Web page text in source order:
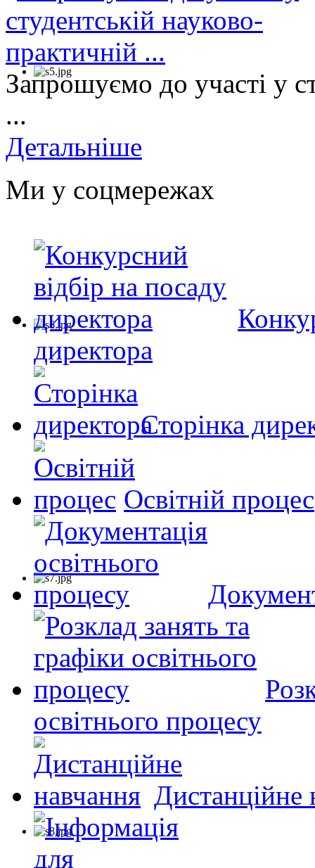
Запрошуємо до участі у
...
Детальніше
Ми у соцмережах
директора
Сторінка
Освітній процес
освітнього процесу
Дистанційне